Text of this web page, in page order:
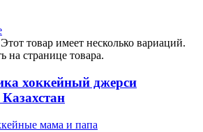
Этот товар имеет несколько вариаций.
странице товара.
хоккейный джерси
мама и папа